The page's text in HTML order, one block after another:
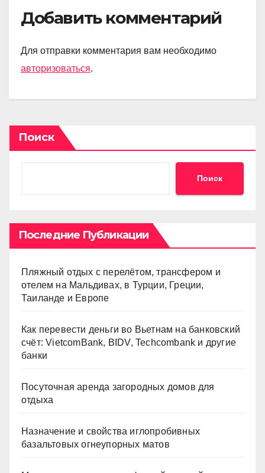
Добавить комментарий
Для отправки комментария вам необходимо
авторизоваться.
Поиск
Поиск
Последние Публикации
Пляжный отдых с перелётом, трансфером и
отелем на Мальдивах, в Турции, Греции,
Таиланде и Европе
Как перевести деньги во Вьетнам на банковский
счёт: VietcomBank, BIDV, Techcombank и другие
банки
Посуточная аренда загородных домов для
отдыха
Назначение и свойства иглопробивных
базальтовых огнеупорных матов